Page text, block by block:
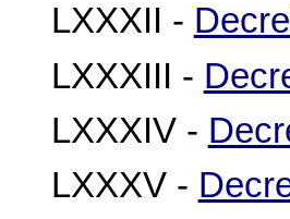
LXXXII -
LXXXIII -
LXXXIV -
LXXXV -